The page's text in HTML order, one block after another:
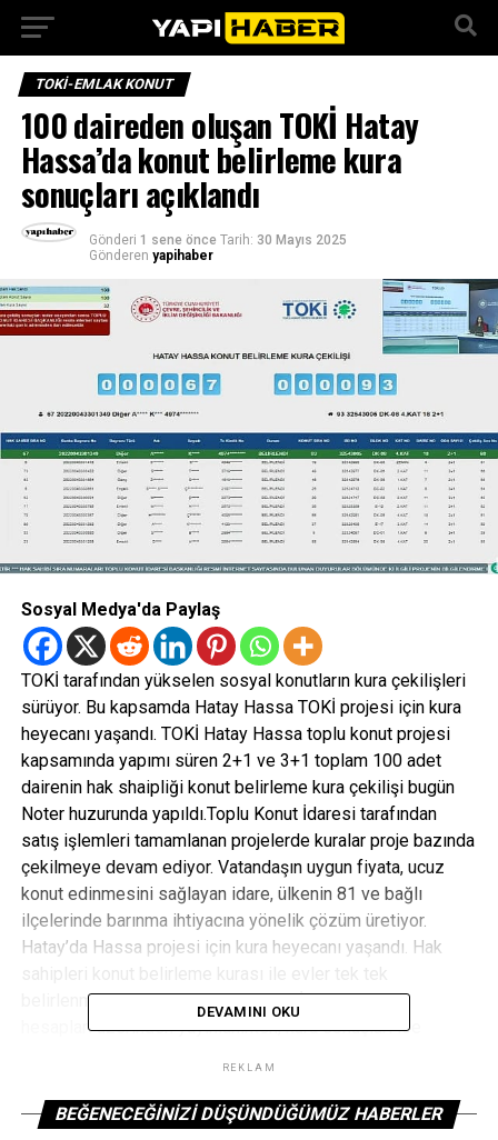
TOKI-EMLAK KONUT
100 daireden oluşan TOKİ Hatay
Hassa’da konut belirleme kura
sonuçları açıklandı
Gönderi 1 sene önce Tarih: 30 Mayıs 2025
Gönderen yapihaber
Sosyal Medya'da Paylaş
TOKİ tarafından yükselen sosyal konutların kura çekilişleri
sürüyor. Bu kapsamda Hatay Hassa TOKİ projesi için kura
heyecanı yaşandı. TOKİ Hatay Hassa toplu konut projesi
kapsamında yapımı süren 2+1 ve 3+1 toplam 100 adet
dairenin hak shaipliği konut belirleme kura çekilişi bugün
Noter huzurunda yapıldı.Toplu Konut İdaresi tarafından
satış işlemleri tamamlanan projelerde kuralar proje bazında
çekilmeye devam ediyor. Vatandaşın uygun fiyata, ucuz
konut edinmesini sağlayan idare, ülkenin 81 ve bağlı
ilçelerinde barınma ihtiyacına yönelik çözüm üretiyor.
Hatay’da Hassa projesi için kura heyecanı yaşandı. Hak
belirlenmiş oldu.Kura çekilişleri TOKİ resmi sosyal
hesapları üzerinden yayınlanırken, kura sonuçları ise
DEVAMINI OKU
REKLAM
BEĞENECEĞINIZI DÜŞÜNDÜĞÜMÜZ HABERLER